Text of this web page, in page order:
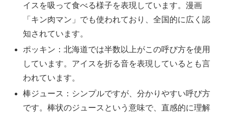
イスを吸って食べる様子を表現しています。漫画
「キン肉マン」でも使われており、全国的に広く認
知されています。
ポッキン：北海道では半数以上がこの呼び方を使用
しています。アイスを折る音を表現しているとも言
われています。
棒ジュース：シンプルですが、分かりやすい呼び方
です。棒状のジュースという意味で、直感的に理解